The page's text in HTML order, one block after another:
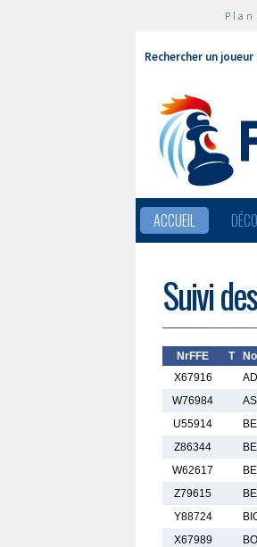
Rechercher un joueur
ACCUEIL
Suivi
NrFFE T
X67916
W76984
U55914
Z86344
W62617
Z79615
Y88724
X67989